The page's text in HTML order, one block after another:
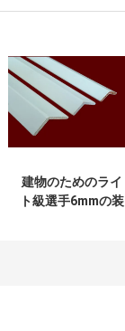
建物のためのライ
ト級選手6mmの装